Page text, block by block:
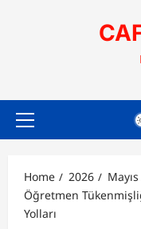
Primary
Home 2026 Mayıs
Öğretmen
Yolları